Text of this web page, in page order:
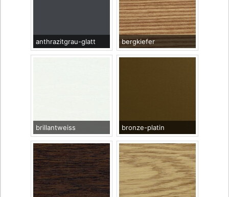
anthrazitgrau-glatt bergkiefer
brillantweiss bronze-platin